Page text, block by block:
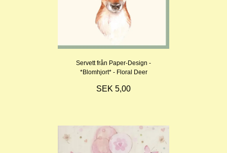
Servett från Paper-Design -
*Blomhjort* - Floral Deer
SEK 5,00